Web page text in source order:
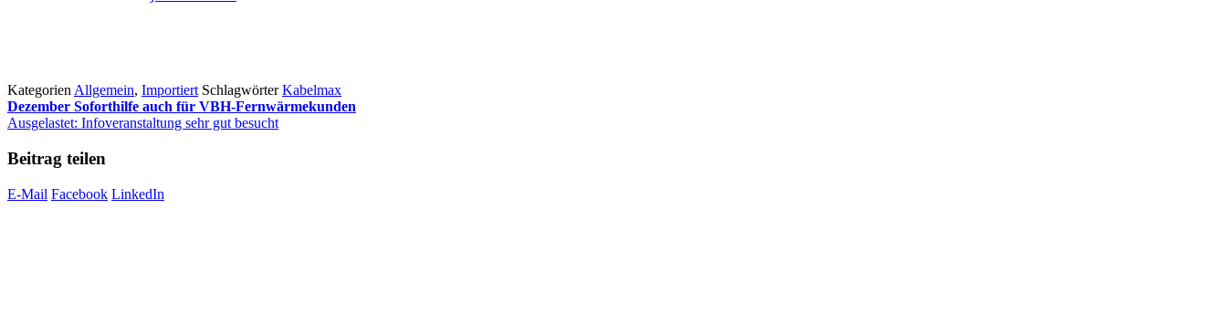
Kategorien Allgemein, Importiert SchlagwörterKabelmax
Dezember Soforthilfe auch für VBH-Fernwärmekunden
Ausgelastet: Infoveranstaltung sehr gut besucht
Beitrag teilen
E-Mail Facebook LinkedIn